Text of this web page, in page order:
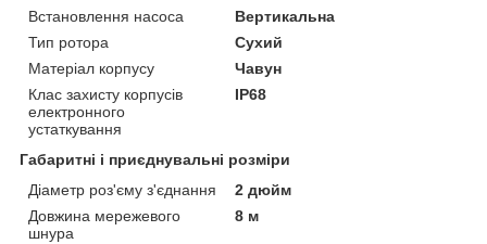
Встановлення насоса
Вертикальна
Тип ротора
Сухий
Матеріал корпусу
Чавун
Клас захисту корпусів
електронного
устаткування
IP68
Габаритні і приєднувальні розміри
Діаметр роз'єму з'єднання
2 дюйм
Довжина мережевого
шнура
8 м